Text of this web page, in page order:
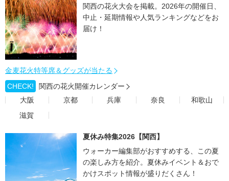
関西の花火大会を掲載。2026年の開催日、
中止・延期情報や人気ランキングなどをお
届け！
金麦花火特等席＆グッズが当たる
CHECK!
関西の花火開催カレンダー
大阪
京都 兵庫 奈良
和歌山
滋賀
夏休み特集2026【関西】
ウォーカー編集部がおすすめする、この夏
の楽しみ方を紹介。夏休みイベント＆おで
かけスポット情報が盛りだくさん！